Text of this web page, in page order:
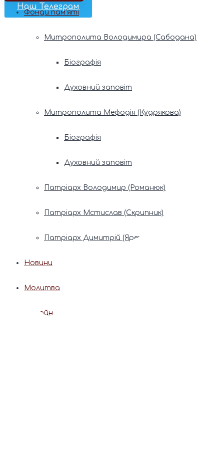
Наш Телеграм
Фонди пам’яті
Митрополита Володимира (Сабодана)
Біографія
Духовний заповіт
Митрополита Мефодія (Кудрякова)
Біографія
Духовний заповіт
Патріарх Володимир (Романюк)
Патріарх Мстислав (Скрипник)
Патріарх Димитрій (Ярема)
Новини
Молитва
Онлайн послуги